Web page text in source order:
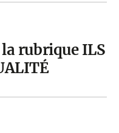
rubrique ILS